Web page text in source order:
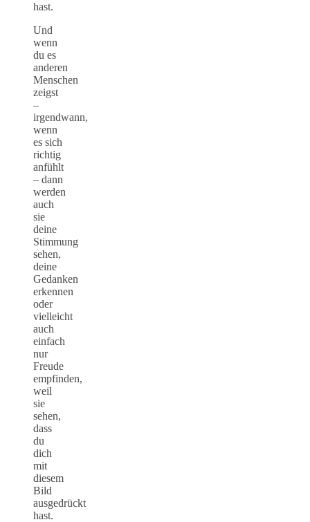
hast.
Und
wenn
du es
anderen
Menschen
zeigst
–
irgendwann,
wenn
es sich
richtig
anfühlt
– dann
werden
auch
sie
deine
Stimmung
sehen,
deine
Gedanken
erkennen
oder
vielleicht
auch
einfach
nur
Freude
empfinden,
weil
sie
sehen,
dass
du
dich
mit
diesem
Bild
ausgedrückt
hast.